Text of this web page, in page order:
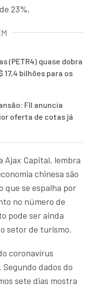
23%.
(PETR4) quase dobra
17,4 bilhões para os
FII anuncia
oferta de cotas já
Ajax Capital, lembra
chinesa são
que se espalha por
no número de
pode ser ainda
setor de turismo.
coronavírus
dados do
sete dias mostra